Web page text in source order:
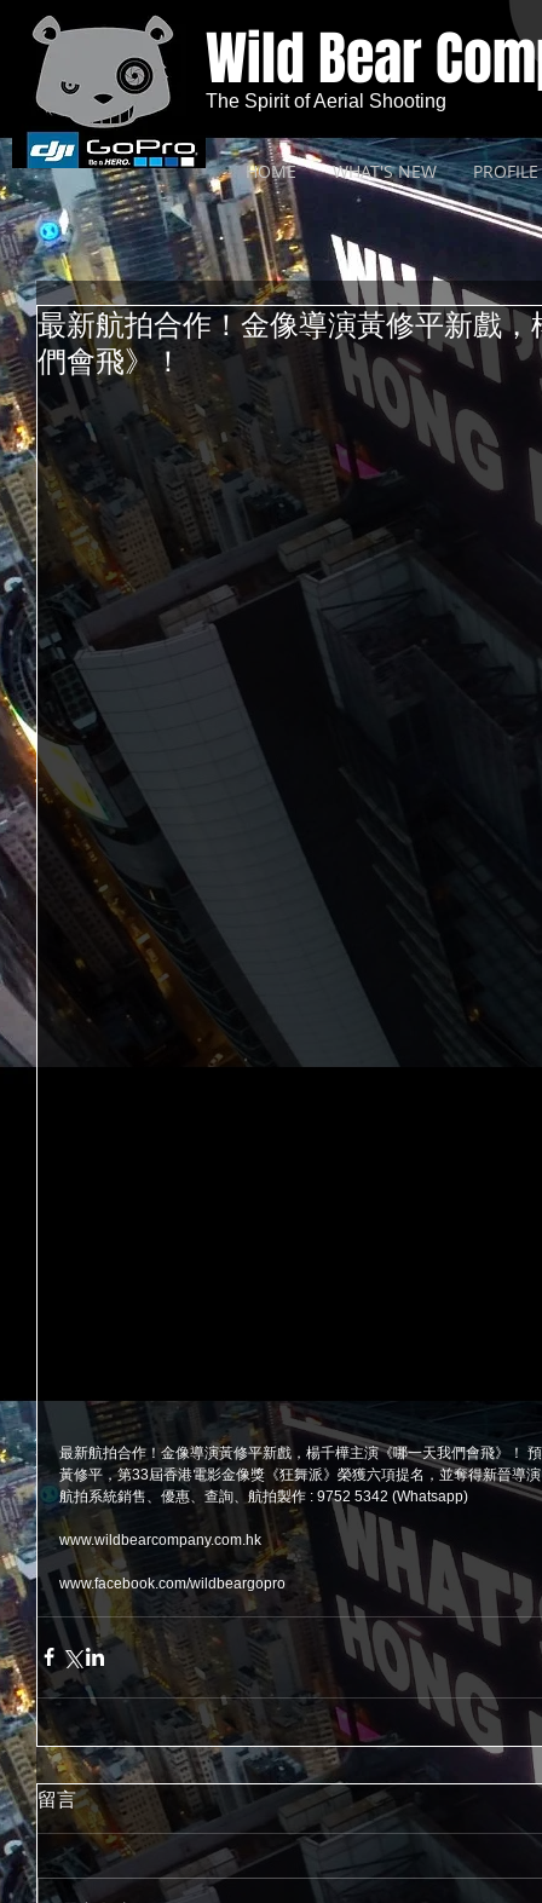
HOME WHAT'S NEW PROFILE
Wild Bear
The Spirit of Aerial Shooting
最新航拍合作！金像導演黃修平新戲
們會飛》！
最新航拍合作！金像導演黃修平新戲，楊千樺主演《哪一天我們會飛》！
黃修平，第33屆香港電影金像獎《狂舞派》榮獲六項提名，並奪得新晉導
航拍系統銷售、優惠、查詢、航拍製作 : 9752 5342 (Whatsapp)
www.wildbearcompany.com.hk
www.facebook.com/wildbeargopro
留言